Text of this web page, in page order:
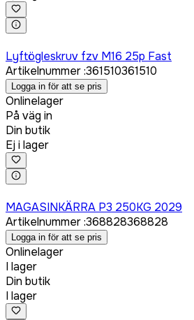
Lyftögleskruv fzv M16 25p Fast
Artikelnummer:361510361510
Logga in för att se pris
Onlinelager
På väg in
Din butik
Ej i lager
MAGASINKÄRRA P3 250KG 2029
Artikelnummer:368828368828
Logga in för att se pris
Onlinelager
I lager
Din butik
I lager